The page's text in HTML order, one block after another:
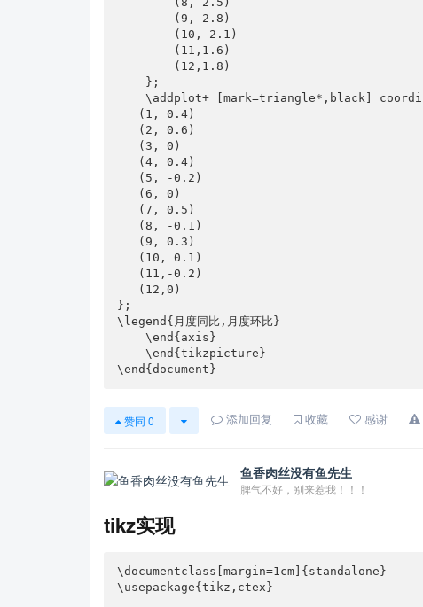
    \addplot+ [mark=triangle*,black] coordinates {
};
\legend{月度同比,月度环比}
    \end{axis}
    \end{tikzpicture}
\end{document}
赞同 0 添加回复 收藏 感谢
鱼香肉丝没有鱼先生
脾气不好，别来惹我！！！
tikz实现
\documentclass[margin=1cm]{standalone}
\usepackage{tikz,ctex}